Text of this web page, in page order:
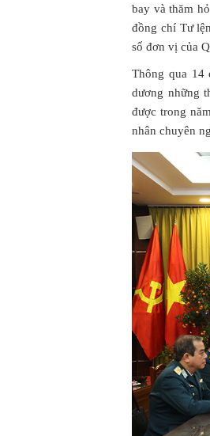
bay và thăm
đồng chí Tư
số đơn vị của
Thông qua 14
dương những
được trong
nhân chuyên